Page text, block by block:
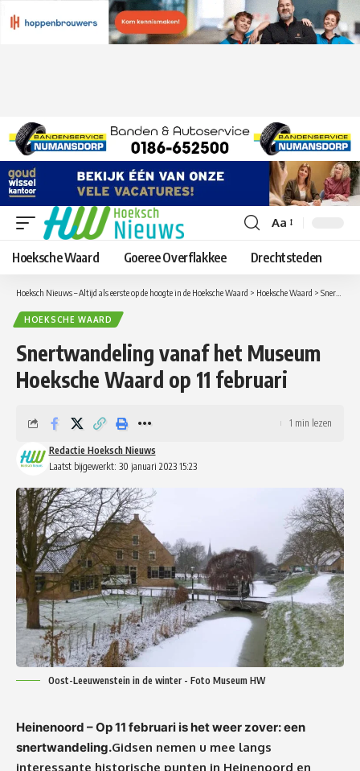
Lettergrootte
aanpassen
Aa
Hoeksche Waard Goeree Overflakkee Drechtsteden
Hoeksch Nieuws – Altijd als eerste op de hoogte in de Hoeksche Waard > Hoeksche Waard > Snertwandeling vanaf het Museum Hoeksche Waard op 11 februari
HOEKSCHE WAARD
Snertwandeling vanaf het Museum
Hoeksche Waard op 11 februari
Laatst bijgewerkt: 30 januari 2023 15:23
Redactie Hoeksch Nieuws
1 min lezen
Oost-Leeuwenstein in de winter - Foto Museum HW
Heinenoord – Op 11 februari is het weer zover: een
snertwandeling.Gidsen nemen u mee langs
interessante historische punten in Heinenoord en